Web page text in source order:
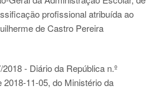
profissional atribuída ao
de Castro Pereira
- Diário da República n.º
2018-11-05, do Ministério da